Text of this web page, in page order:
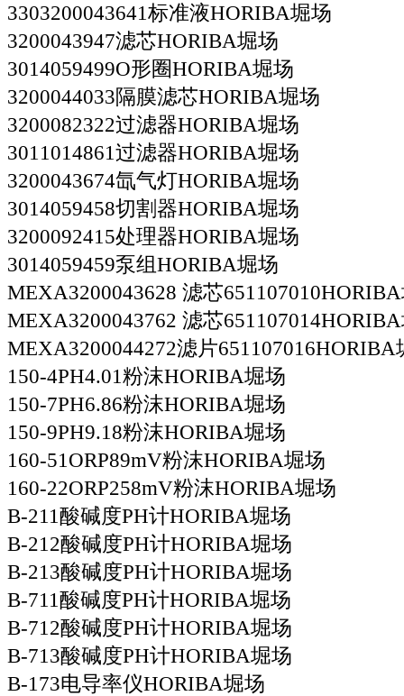
3303200043641标准液HORIBA堀场
3200043947滤芯HORIBA堀场
3014059499O形圈HORIBA堀场
3200044033隔膜滤芯HORIBA堀场
3200082322过滤器HORIBA堀场
3011014861过滤器HORIBA堀场
3200043674氙气灯HORIBA堀场
3014059458切割器HORIBA堀场
3200092415处理器HORIBA堀场
3014059459泵组HORIBA堀场
MEXA3200043628 滤芯
MEXA3200043762 滤芯
MEXA3200044272滤片651107016HORIBA
150-4PH4.01粉沫HORIBA堀场
150-7PH6.86粉沫HORIBA堀场
150-9PH9.18粉沫HORIBA堀场
160-51ORP89mV粉沫HORIBA堀场
160-22ORP258mV粉沫HORIBA堀场
B-211酸碱度PH计HORIBA堀场
B-212酸碱度PH计HORIBA堀场
B-213酸碱度PH计HORIBA堀场
B-711酸碱度PH计HORIBA堀场
B-712酸碱度PH计HORIBA堀场
B-713酸碱度PH计HORIBA堀场
B-173电导率仪HORIBA堀场